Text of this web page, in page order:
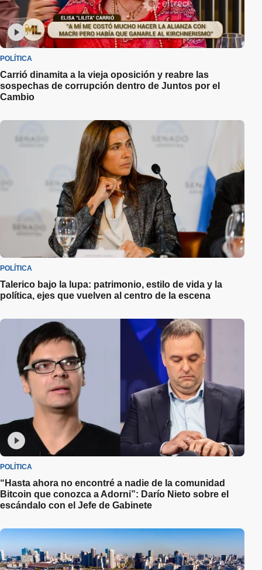
POLÍTICA
Carrió dinamita a la vieja oposición y reabre las
sospechas de corrupción dentro de Juntos por el
Cambio
POLÍTICA
Talerico bajo la lupa: patrimonio, estilo de vida y la
política, ejes que vuelven al centro de la escena
POLÍTICA
“Hasta ahora no encontré a nadie de la comunidad
Bitcoin que conozca a Adorni”: Darío Nieto sobre el
escándalo con el Jefe de Gabinete